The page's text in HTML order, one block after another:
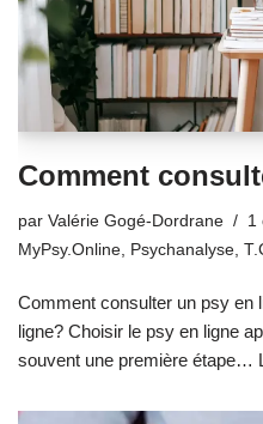
Comment
par Valérie Gogé-Dordrane
1
MyPsy.Online Psychanalyse
Comment consulter un psy en
ligne? Choisir le psy en ligne
souvent une première étape…